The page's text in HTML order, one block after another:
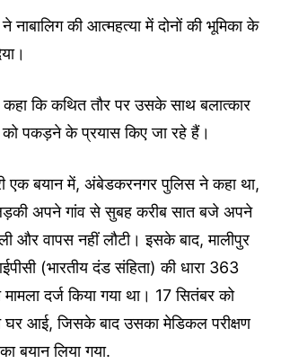
नाबालिग की आत्महत्या में दोनों की भूमिका के
कि कथित तौर पर उसके साथ बलात्कार
को पकड़ने के प्रयास किए जा रहे हैं।
एक बयान में, अंबेडकरनगर पुलिस ने कहा था,
अपने गांव से सुबह करीब सात बजे अपने
और वापस नहीं लौटी। इसके बाद, मालीपुर
(भारतीय दंड संहिता) की धारा 363
दर्ज किया गया था। 17 सितंबर को
आई, जिसके बाद उसका मेडिकल परीक्षण
बयान लिया गया.